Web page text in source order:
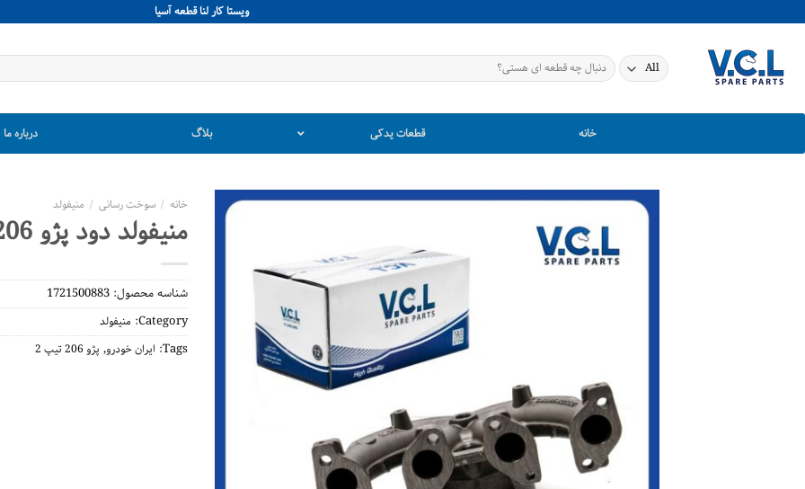
to
ويستا كار لنا قطعه آسيا
جستجو
برای:
خانه قطعات یدکی بلاگ درباره ما
خانه / سوخت رسانی / منیفولد
منیفولد دود پژو 206 تیپ 2
شناسه محصول: 1721500883
Category: منیفولد
Tags: ایران خودرو, پژو 206 تیپ 2